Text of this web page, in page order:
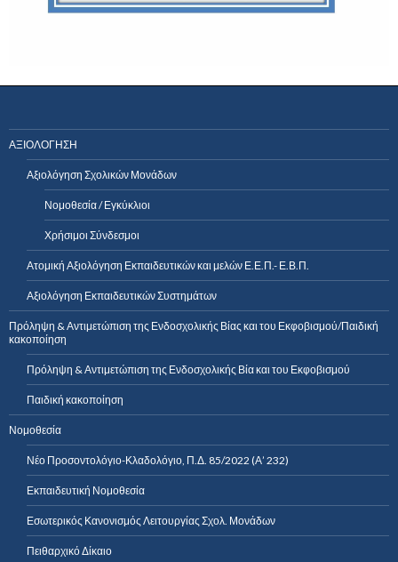
ΑΞΙΟΛΟΓΗΣΗ
Αξιολόγηση Σχολικών Μονάδων
Νομοθεσία / Εγκύκλιοι
Χρήσιμοι Σύνδεσμοι
Ατομική Αξιολόγηση Εκπαιδευτικών και μελών Ε.Ε.Π.- Ε.Β.Π.
Αξιολόγηση Εκπαιδευτικών Συστημάτων
Πρόληψη & Αντιμετώπιση της Ενδοσχολικής Βίας και του Εκφοβισμού/Παιδική
κακοποίηση
Πρόληψη & Αντιμετώπιση της Ενδοσχολικής Βία και του Εκφοβισμού
Παιδική κακοποίηση
Νομοθεσία
Νέο Προσοντολόγιο-Κλαδολόγιο, Π.Δ. 85/2022 (Α’ 232)
Εκπαιδευτική Νομοθεσία
Εσωτερικός Κανονισμός Λειτουργίας Σχολ. Μονάδων
Πειθαρχικό Δίκαιο